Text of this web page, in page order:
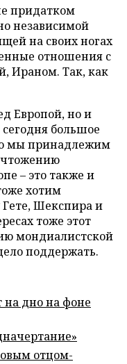
придатком
независимой
на своих ногах
отношения с
Ираном. Так, как
Европой, но и
большое
мы принадлежим
– это также и
хотим
Шекспира и
тоже этот
мондиалистской
поддержать.
на дно на фоне
отцом-